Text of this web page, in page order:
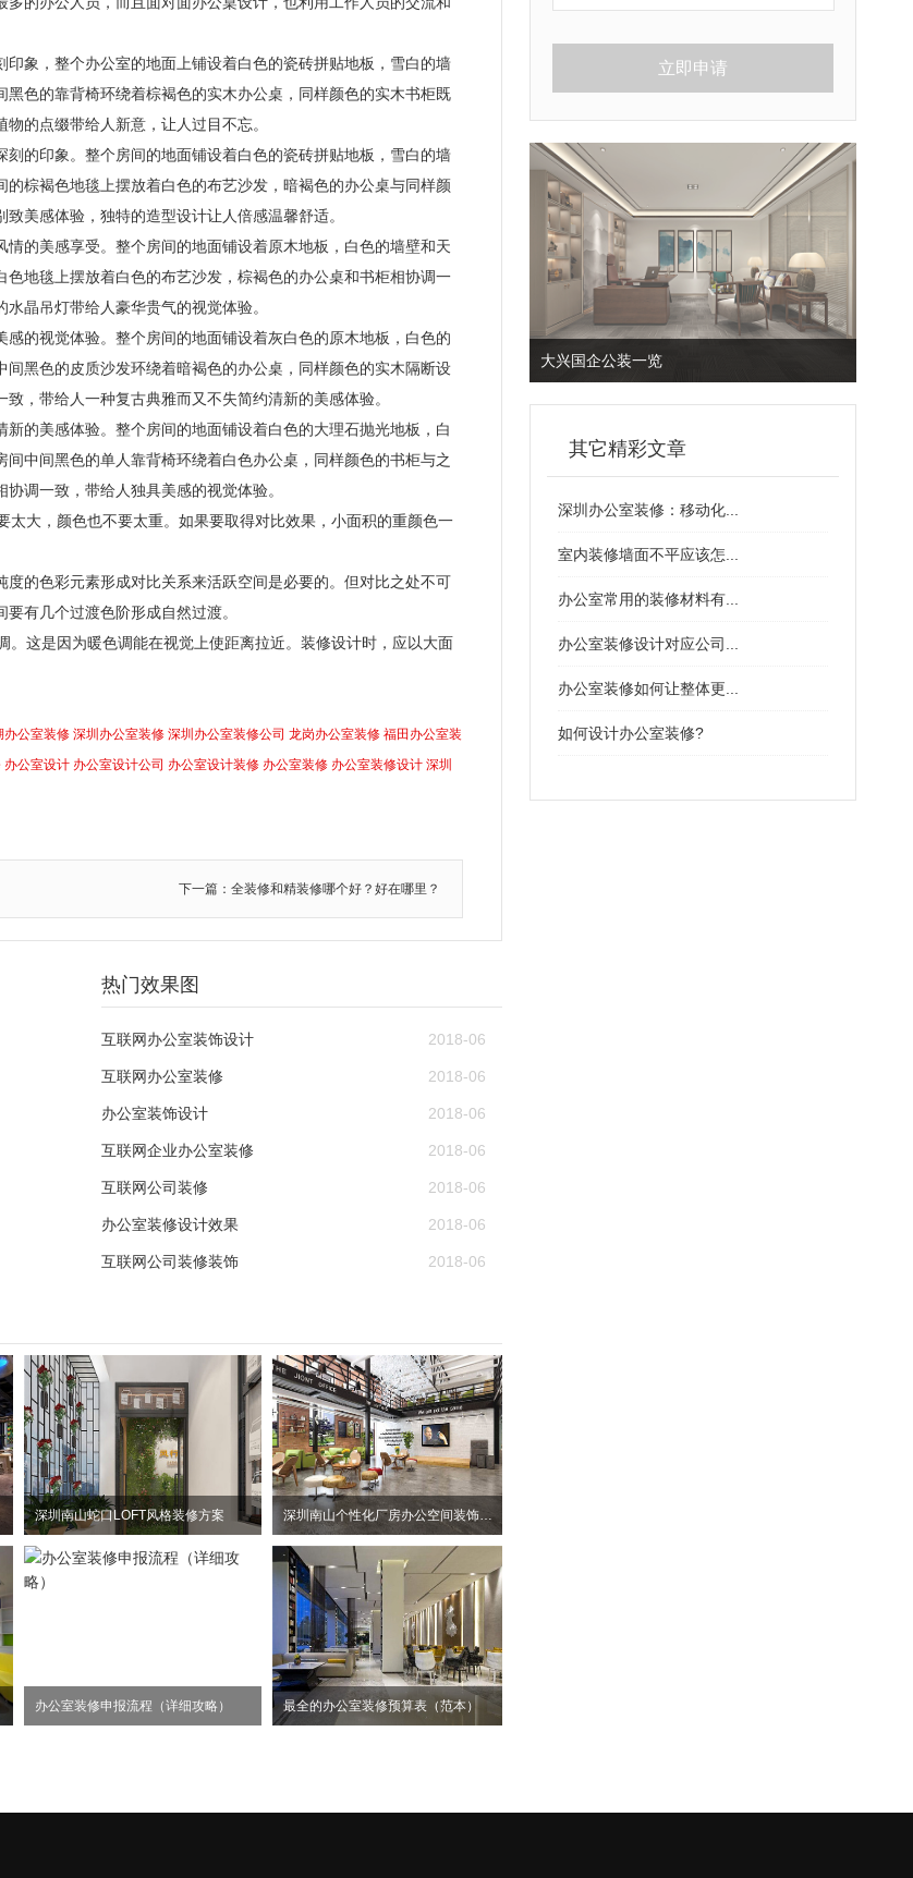
象，整个办公室的地面上铺设着白色的瓷砖拼贴地板，雪白的墙
色的靠背椅环绕着棕褐色的实木办公桌，同样颜色的实木书柜既
的点缀带给人新意，让人过目不忘。
的印象。整个房间的地面铺设着白色的瓷砖拼贴地板，雪白的墙
棕褐色地毯上摆放着白色的布艺沙发，暗褐色的办公桌与同样颜
美感体验，独特的造型设计让人倍感温馨舒适。
的美感享受。整个房间的地面铺设着原木地板，白色的墙壁和天
地毯上摆放着白色的布艺沙发，棕褐色的办公桌和书柜相协调一
晶吊灯带给人豪华贵气的视觉体验。
的视觉体验。整个房间的地面铺设着灰白色的原木地板，白色的
黑色的皮质沙发环绕着暗褐色的办公桌，同样颜色的实木隔断设
，带给人一种复古典雅而又不失简约清新的美感体验。
的美感体验。整个房间的地面铺设着白色的大理石抛光地板，白
中间黑色的单人靠背椅环绕着白色办公桌，同样颜色的书柜与之
调一致，带给人独具美感的视觉体验。
大，颜色也不要太重。如果要取得对比效果，小面积的重颜色一
的色彩元素形成对比关系来活跃空间是必要的。但对比之处不可
有几个过渡色阶形成自然过渡。
这是因为暖色调能在视觉上使距离拉近。装修设计时，应以大面
办公室装修 深圳办公室装修 深圳办公室装修公司 龙岗办公室装修 福田办公室装
办公室设计 办公室设计公司 办公室设计装修 办公室装修 办公室装修设计 深圳
下一篇：全装修和精装修哪个好？好在哪里？
热门效果图
互联网办公室装饰设计 2018-06
互联网办公室装修 2018-06
办公室装饰设计 2018-06
互联网企业办公室装修 2018-06
互联网公司装修 2018-06
办公室装修设计效果 2018-06
互联网公司装修装饰 2018-06
深圳南山蛇口LOFT风格装修方案 深圳南山个性化厂房办公空间装饰设计
办公室装修申报流程（详细攻略） 最全的办公室装修预算表（范本）
立即申请
大兴国企公装一览
其它精彩文章
深圳办公室装修：移动化...
室内装修墙面不平应该怎...
办公室常用的装修材料有...
办公室装修设计对应公司...
办公室装修如何让整体更...
如何设计办公室装修?